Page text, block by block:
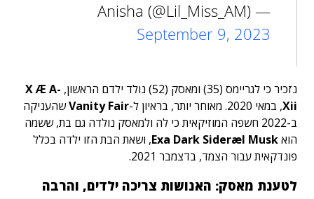
— Anisha (@Lil_Miss_AM)
September 9, 2023
נזכיר כי לגריימס (35) ומאסק (52) נולד ילדם הראשון,
X Æ A-
Xii, במאי 2020. מאוחר יותר, בראיון ל- Vanity Fairשהעניקה
ב-2022 חשפה המוזיקאית כי לה ולמאסק נולדה גם בת, ששמה
הואExa Dark Sideræl Musk, ושאת הבת הזו ילדה בכלל
פונדקאית עבור הצמד, בדצמבר 2021.
לטענת מאסק: האנושות צריכה ילדים, והרבה